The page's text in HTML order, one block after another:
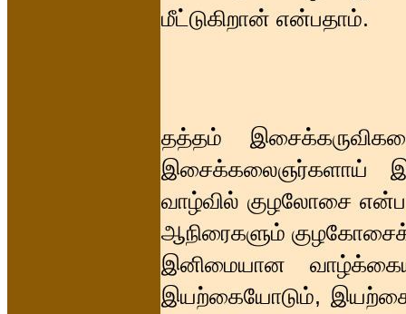
மீட்டுகிறான் என்பதாம்.
தத்தம்
இசைக்கலைஞர்களாய்
வாழ்வில் குழலோசை
ஆநிரைகளும்
இனிமையான
இயற்கையோடும்,